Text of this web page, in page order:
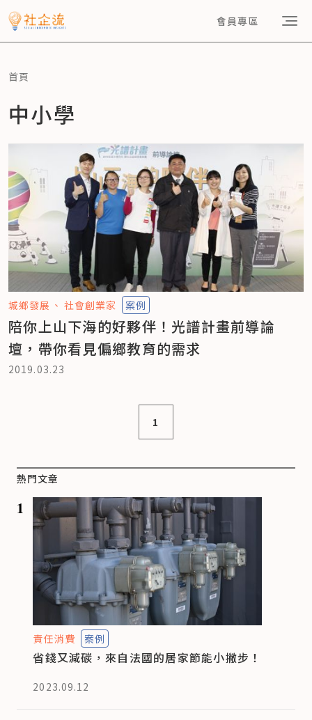
會員專區
首頁
中小學
城鄉發展 社會創業家 案例
陪你上山下海的好夥伴！光譜計畫前導論
壇，帶你看見偏鄉教育的需求
2019.03.23
1
熱門文章
1
責任消費 案例
省錢又減碳，來自法國的居家節能小撇步！
2023.09.12